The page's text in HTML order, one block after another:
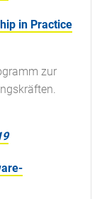
in Practice
zur